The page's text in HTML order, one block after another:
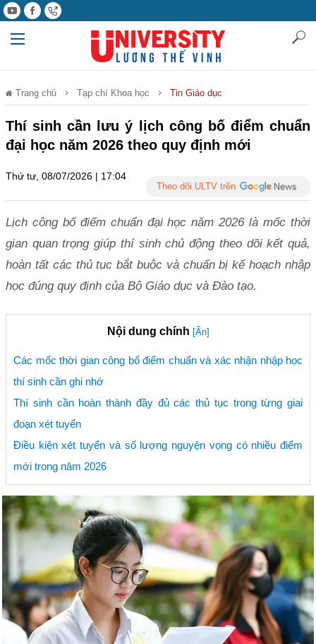
Trang chủ Tạp chí Khoa học Tin Giáo dục
Thí sinh cần lưu ý lịch công bố điểm chuẩn
đại học năm 2026 theo quy định mới
Thứ tư, 08/07/2026 | 17:04
Theo dõi ULTV trên
Lịch công bố điểm chuẩn đại học năm 2026 là mốc thời
gian quan trọng giúp thí sinh chủ động theo dõi kết quả,
hoàn tất các thủ tục bắt buộc và chuẩn bị kế hoạch nhập
học đúng quy định của Bộ Giáo dục và Đào tạo.
Nội dung chính [Ẩn]
Các mốc thời gian công bố điểm chuẩn và xác nhận nhập học
thí sinh cần ghi nhớ
Thí sinh cần hoàn thành đầy đủ các thủ tục trong từng giai
đoạn xét tuyển
Điều kiện xét tuyển và số lượng nguyện vọng có nhiều điểm
mới trong năm 2026